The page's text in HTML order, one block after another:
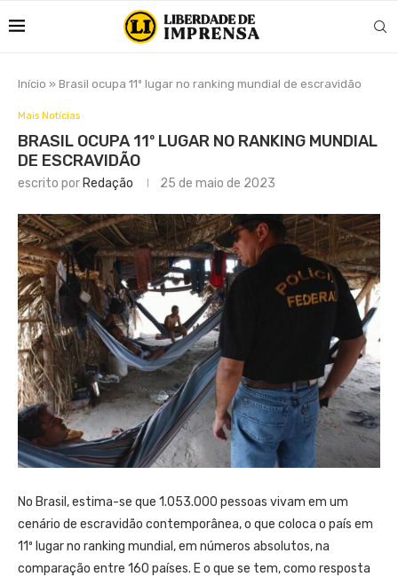
Início » Brasil ocupa 11º lugar no ranking mundial de escravidão
Mais Notícias
BRASIL OCUPA 11º LUGAR NO RANKING MUNDIAL
DE ESCRAVIDÃO
escrito por Redação 25 de maio de 2023
No Brasil, estima-se que 1.053.000 pessoas vivam em um
cenário de escravidão contemporânea, o que coloca o país em
11º lugar no ranking mundial, em números absolutos, na
comparação entre 160 países. E o que se tem, como resposta